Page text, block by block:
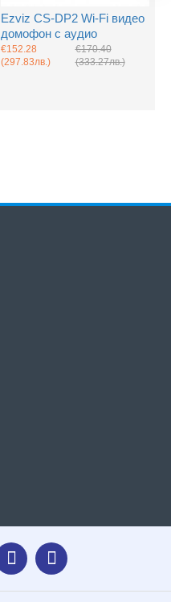
Ezviz CS-DP2 Wi-Fi видео
домофон с аудио
€152.28
(297.83лв.)
€170.40
(333.27лв.)